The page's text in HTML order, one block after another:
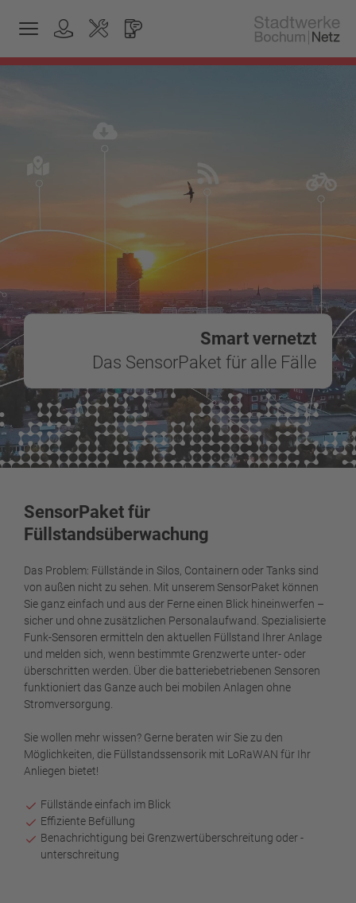
Smart vernetzt
Das SensorPaket für alle Fälle
SensorPaket für
Füllstandsüberwachung
Das Problem: Füllstände in Silos, Containern oder Tanks sind
von außen nicht zu sehen. Mit unserem SensorPaket können
Sie ganz einfach und aus der Ferne einen Blick hineinwerfen –
sicher und ohne zusätzlichen Personalaufwand. Spezialisierte
Funk-Sensoren ermitteln den aktuellen Füllstand Ihrer Anlage
und melden sich, wenn bestimmte Grenzwerte unter- oder
überschritten werden. Über die batteriebetriebenen Sensoren
funktioniert das Ganze auch bei mobilen Anlagen ohne
Stromversorgung.
Sie wollen mehr wissen? Gerne beraten wir Sie zu den
Möglichkeiten, die Füllstandssensorik mit LoRaWAN für Ihr
Anliegen bietet!
Füllstände einfach im Blick
Effiziente Befüllung
Benachrichtigung bei Grenzwertüberschreitung oder -
unterschreitung